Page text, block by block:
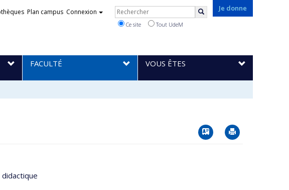
Je donne
Plan campus Connexion Rechercher
Ce site Tout UdeM
FACULTÉ VOUS ÊTES
Vcard